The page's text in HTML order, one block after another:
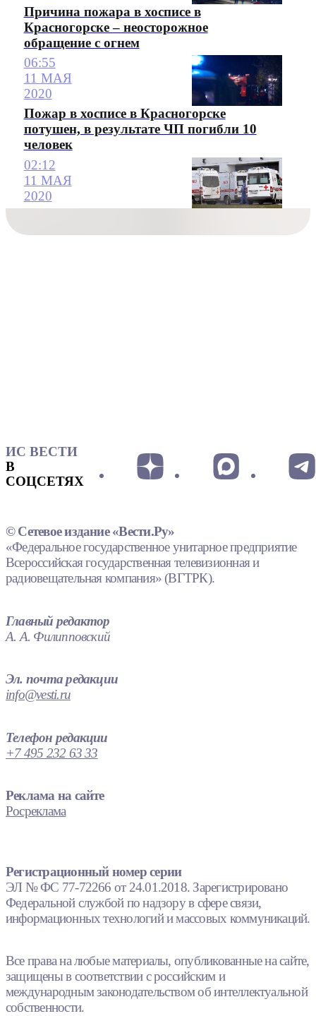
Причина пожара в хосписе в
Красногорске – неосторожное
обращение с огнем
06:55
11 МАЯ
2020
Пожар в хосписе в Красногорске
потушен, в результате ЧП погибли 10
человек
02:12
11 МАЯ
2020
ИС ВЕСТИ
В
СОЦСЕТЯХ
© Сетевое издание «Вести.Ру»
«Федеральное государственное унитарное предприятие
Всероссийская государственная телевизионная и
радиовещательная компания» (ВГТРК).
Главный редактор
А. А. Филипповский
Эл. почта редакции
info@vesti.ru
Телефон редакции
+7 495 232 63 33
Реклама на сайте
Росреклама
Регистрационный номер серии
ЭЛ № ФС 77-72266 от 24.01.2018. Зарегистрировано
Федеральной службой по надзору в сфере связи,
информационных технологий и массовых коммуникаций.
Все права на любые материалы, опубликованные на сайте,
защищены в соответствии с российским и
международным законодательством об интеллектуальной
собственности.